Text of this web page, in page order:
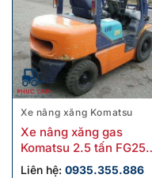
Xe nâng xăng Komatsu
Xe nâng xăng gas
Komatsu 2.5 tấn
12 cũ
Liên hệ: 0935.355.886